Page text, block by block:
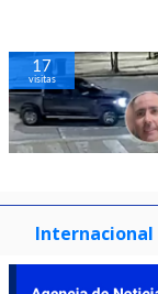
17
visitas
Internacional